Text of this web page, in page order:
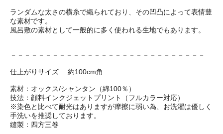
ランダムな太さの横糸で織られており、その凹凸によって表情豊
な素材です。
風呂敷の素材として一般的に多く使われる生地でもあります。
－－－－－－－－－－－－－－－－－－－－－－－－－－－－
仕上がりサイズ 約100cm角
素材：オックス/シャンタン（綿100％）
技法：顔料インクジェットプリント（フルカラー対応）
※染色と比べて耐光はありますが摩擦に弱い為、お洗濯は優しく
手洗いを推奨しております。
縫製：四方三巻